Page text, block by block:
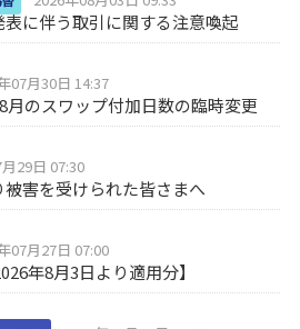
に伴う取引に関する注意喚起
07月30日 14:37
月のスワップ付加日数の臨時変更
29日 07:30
害を受けられた皆さまへ
07月27日 07:00
年8月3日より適用分】